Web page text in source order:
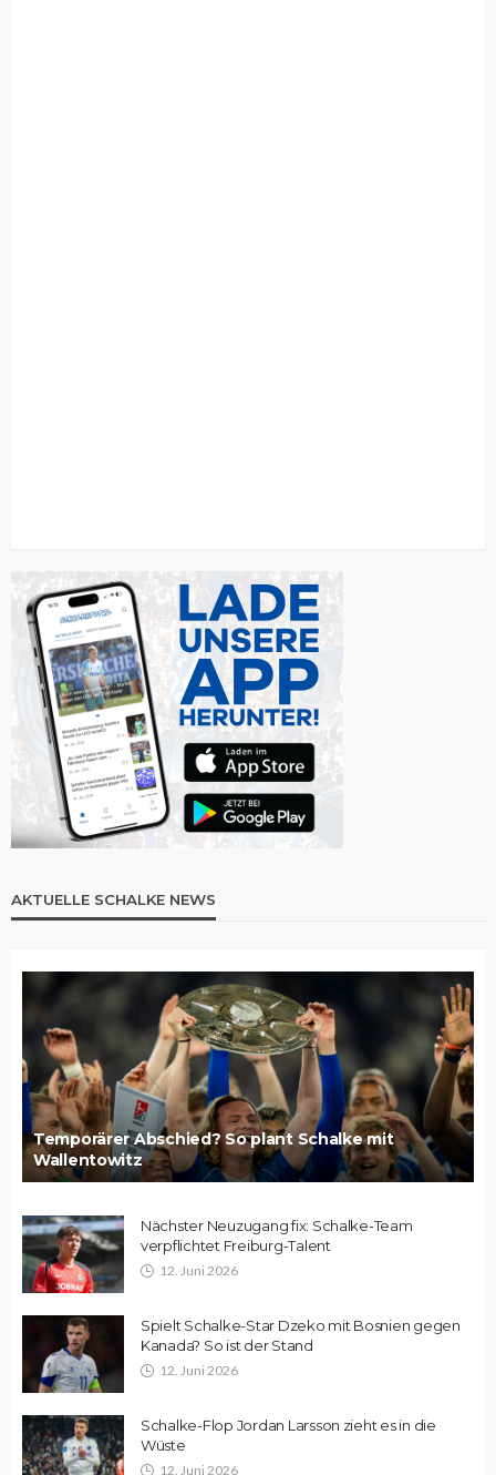
AKTUELLE SCHALKE NEWS
Temporärer Abschied? So plant Schalke mit
Wallentowitz
Nächster Neuzugang fix: Schalke-Team
verpflichtet Freiburg-Talent
12. Juni 2026
Spielt Schalke-Star Dzeko mit Bosnien gegen
Kanada? So ist der Stand
12. Juni 2026
Schalke-Flop Jordan Larsson zieht es in die
Wüste
12. Juni 2026